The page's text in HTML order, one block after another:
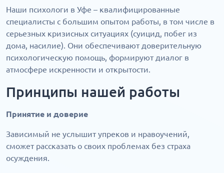
Наши психологи в Уфе – квалифицированные
специалисты с большим опытом работы, в том числе в
серьезных кризисных ситуациях (суицид, побег из
дома, насилие). Они обеспечивают доверительную
психологическую помощь, формируют диалог в
атмосфере искренности и открытости.
Принципы нашей работы
Принятие и доверие
Зависимый не услышит упреков и нравоучений,
сможет рассказать о своих проблемах без страха
осуждения.